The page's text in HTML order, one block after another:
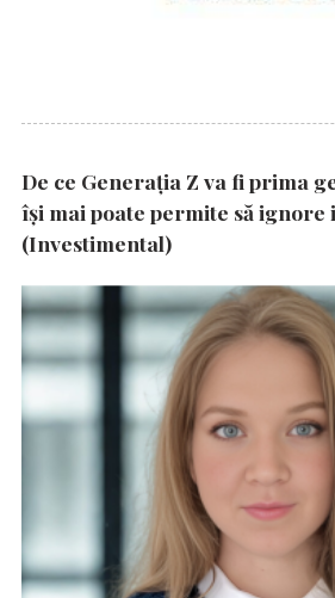
De ce Generația Z va fi prima
își mai poate permite să ignore
(Investimental)